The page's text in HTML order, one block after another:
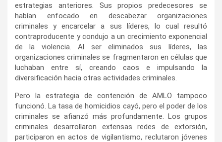
estrategias anteriores. Sus propios predecesores se
habían enfocado en descabezar organizaciones
criminales y encarcelar a sus líderes, lo cual resultó
contraproducente y condujo a un crecimiento exponencial
de la violencia. Al ser eliminados sus líderes, las
organizaciones criminales se fragmentaron en células que
luchaban entre sí, creando caos e impulsando la
diversificación hacia otras actividades criminales.
Pero la estrategia de contención de AMLO tampoco
funcionó. La tasa de homicidios cayó, pero el poder de los
criminales se afianzó más profundamente. Los grupos
criminales desarrollaron extensas redes de extorsión,
participaron en actos de vigilantismo, reclutaron jóvenes